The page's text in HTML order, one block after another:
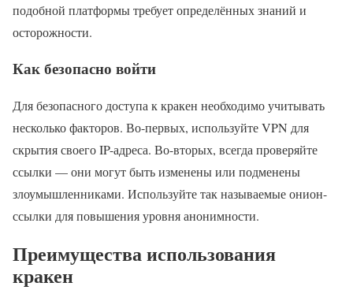
подобной платформы требует определённых знаний и
осторожности.
Как безопасно войти
Для безопасного доступа к кракен необходимо учитывать
несколько факторов. Во-первых, используйте VPN для
скрытия своего IP-адреса. Во-вторых, всегда проверяйте
ссылки — они могут быть изменены или подменены
злоумышленниками. Используйте так называемые онион-
ссылки для повышения уровня анонимности.
Преимущества использования
кракен